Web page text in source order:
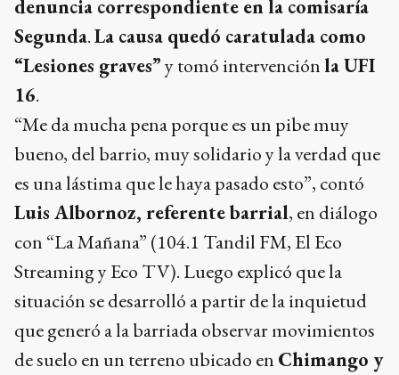
denuncia correspondiente en la comisaría
Segunda.La causa quedó caratulada como
“Lesiones graves”y tomó intervenciónla UFI
16.
“Me da mucha pena porque es un pibe muy
bueno, del barrio, muy solidario y la verdad que
es una lástima que le haya pasado esto”, contó
Luis Albornoz, referente barrial, en diálogo
con “La Mañana” (104.1 Tandil FM, El Eco
Streaming y Eco TV). Luego explicó que la
situación se desarrolló a partir de la inquietud
que generó a la barriada observar movimientos
de suelo en un terreno ubicado en Chimango y